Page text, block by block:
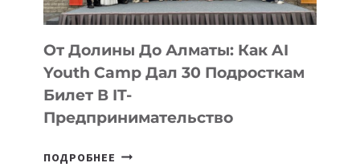
От Долины До Алматы: Как AI
Youth Camp Дал 30 Подросткам
Билет В IT-
Предпринимательство
ПОДРОБНЕЕ ОТ